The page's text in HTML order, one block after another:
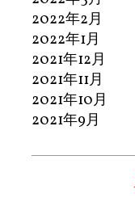
2022年2月
2022年1月
2021年12月
2021年11月
2021年10月
2021年9月